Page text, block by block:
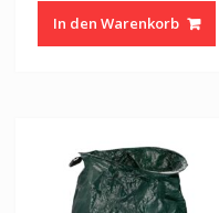
In den Warenkorb